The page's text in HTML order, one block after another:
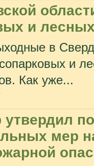
и
в
и
Как уже...
утвердил
мер